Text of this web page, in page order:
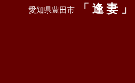
愛知県豊田市 「 逢 妻 」